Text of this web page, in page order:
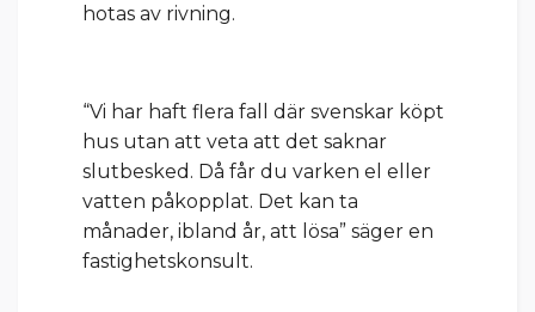
hotas av rivning.
“Vi har haft flera fall där svenskar köpt
hus utan att veta att det saknar
slutbesked. Då får du varken el eller
vatten påkopplat. Det kan ta
månader, ibland år, att lösa” säger en
fastighetskonsult.